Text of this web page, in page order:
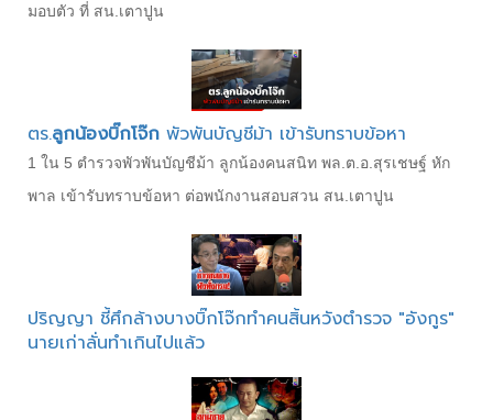
มอบตัว ที่ สน.เตาปูน
ตร.ลูกน้องบิ๊กโจ๊ก พัวพันบัญชีม้า เข้ารับทราบข้อหา
1 ใน 5 ตำรวจพัวพันบัญชีม้า ลูกน้องคนสนิท พล.ต.อ.สุรเชษฐ์ หัก
พาล เข้ารับทราบข้อหา ต่อพนักงานสอบสวน สน.เตาปูน
ปริญญา ชี้ศึกล้างบางบิ๊กโจ๊กทำคนสิ้นหวังตำรวจ "อังกูร"
นายเก่าลั่นทำเกินไปแล้ว